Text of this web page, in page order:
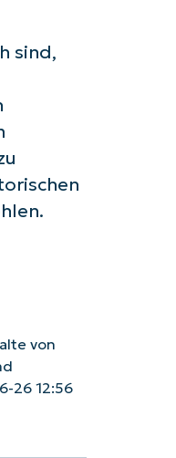
sind,
von
26 12:56